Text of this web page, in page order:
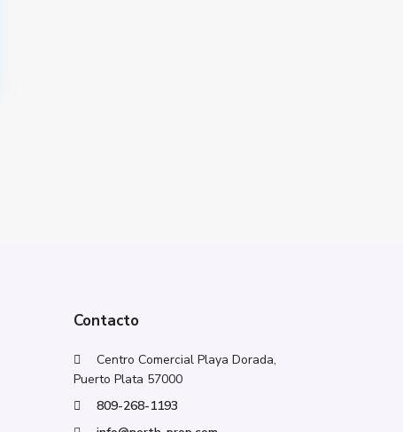
Contacto
Centro Comercial Playa Dorada,
Puerto Plata 57000
809-268-1193